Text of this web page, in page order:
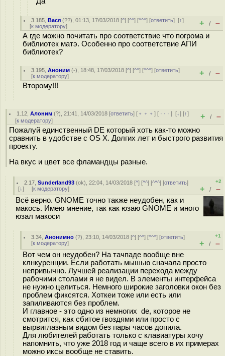
3.185 ,Вася (??), 01:13, 17/03/2018 [^] [^^] [^^^] [ответить][↑]
[к модератору] + / –
А где можно почитать про соответствие что погрома и
библиотек матэ. Особенно про соответствие АПИ
библиотек?
3.195 ,Аноним (-), 18:48, 17/03/2018 [^] [^^] [^^^] [ответить]
[к модератору] + / –
Второму!!!
1.12 ,Алоним (?), 21:41, 14/03/2018 [ответить] [ ﹢﹢﹢] [ · · ·][↓] [↑]
[к модератору] + / –
Пожалуй единственный DE который хоть как-то можно
сравнить в удобстве с OS X. Долгих лет и быстрого развития
проекту.
На вкус и цвет все фламандцы разные.
2.17 ,Sunderland93 (ok), 22:04, 14/03/2018 [^] [^^] [^^^] [ответить]
[↓] [к модератору]
+2
+ / –
Всё верно. GNOME точно также неудобен, как и
макось. Имею мнение, так как юзаю GNOME и много
юзал макоси
3.34 ,Анонимно (?), 23:10, 14/03/2018 [^] [^^] [^^^] [ответить]
[к модератору]
+1
+ / –
Вот чем он неудобен? На тачпаде вообще вне
клнкуренции. Если работать мышью сначала просто
непривычно. Лучшей реализации перехода между
рабочими столами я не видел. В элементы интерфейса
не нужно целиться. Немного широкие заголовки окон без
проблем фиксятся. Хоткеи тоже или есть или
запиливаются без проблем.
И главное - это одно из немногих de, которое не
смотрится, как сбитое гвоздями или просто с
вырвиглазным видом без пары часов допила.
Для любителей работать только с клавиатуры хочу
напомнить, что уже 2018 год и чаще всего в их примерах
можно иксы вообще не ставить.